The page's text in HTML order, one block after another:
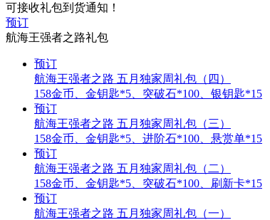
可接收礼包到货通知！
预订
航海王强者之路礼包
预订
航海王强者之路 五月独家周礼包（四）
158金币、金钥匙*5、突破石*100、银钥匙*15
预订
航海王强者之路 五月独家周礼包（三）
158金币、金钥匙*5、进阶石*100、悬赏单*15
预订
航海王强者之路 五月独家周礼包（二）
158金币、金钥匙*5、突破石*100、刷新卡*15
预订
航海王强者之路 五月独家周礼包（一）